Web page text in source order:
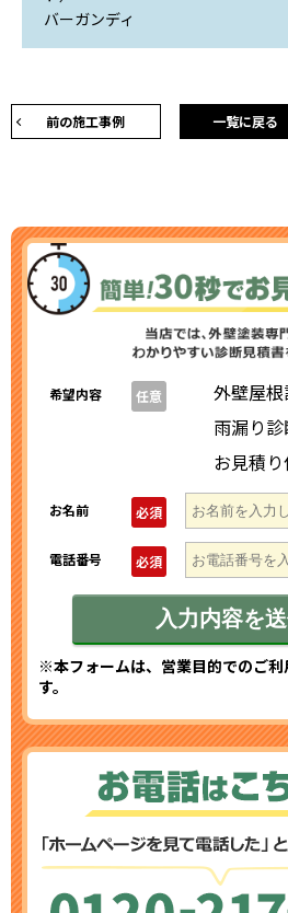
バーガンディ
前の施工事例 一覧に戻る
希望内容 任意
外壁屋
雨漏り
お見積
お名前 必須
電話番号 必須
※本フォームは、営業目的でのご利
す。